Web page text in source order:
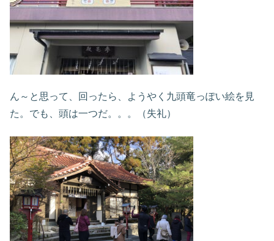
ん～と思って、回ったら、ようやく九頭竜っぽい絵を見
た。でも、頭は一つだ。。。（失礼）